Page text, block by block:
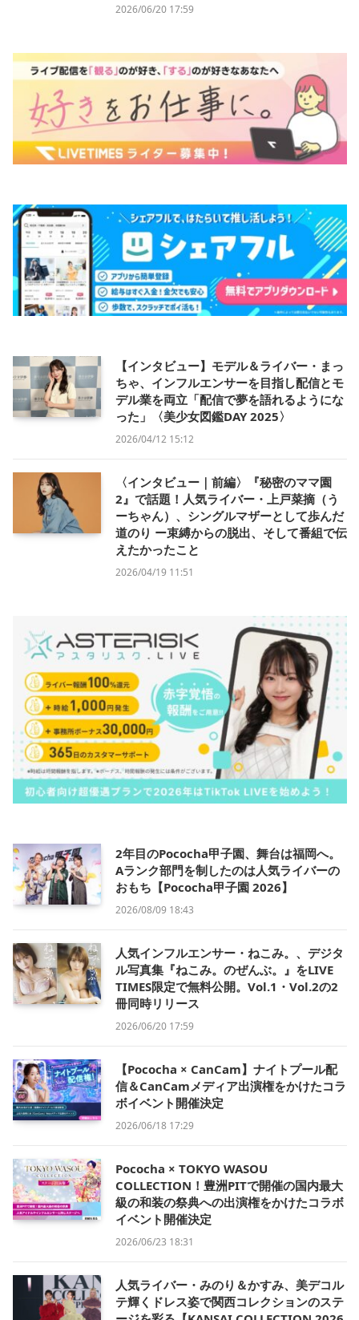
2026/06/20 17:59
【インタビュー】モデル＆ライバー・まっ
ちゃ、インフルエンサーを目指し配信とモ
デル業を両立「配信で夢を語れるようにな
った」〈美少女図鑑DAY 2025〉
2026/04/12 15:12
〈インタビュー｜前編〉『秘密のママ園
2』で話題！人気ライバー・上戸菜摘（う
ーちゃん）、シングルマザーとして歩んだ
道のり ー束縛からの脱出、そして番組で伝
えたかったこと
2026/04/19 11:51
2年目のPococha甲子園、舞台は福岡へ。
Aランク部門を制したのは人気ライバーの
おもち【Pococha甲子園 2026】
2026/08/09 18:43
人気インフルエンサー・ねこみ。、デジタ
ル写真集『ねこみ。のぜんぶ。』をLIVE
TIMES限定で無料公開。Vol.1・Vol.2の2
冊同時リリース
2026/06/20 17:59
【Pococha × CanCam】ナイトプール配
信＆CanCamメディア出演権をかけたコラ
ボイベント開催決定
2026/06/18 17:29
Pococha × TOKYO WASOU
COLLECTION！豊洲PITで開催の国内最大
級の和装の祭典への出演権をかけたコラボ
イベント開催決定
2026/06/23 18:31
人気ライバー・みのり＆かすみ、美デコル
テ輝くドレス姿で関西コレクションのステ